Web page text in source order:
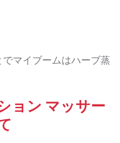
マイブームはハーブ蒸
ョン マッサー